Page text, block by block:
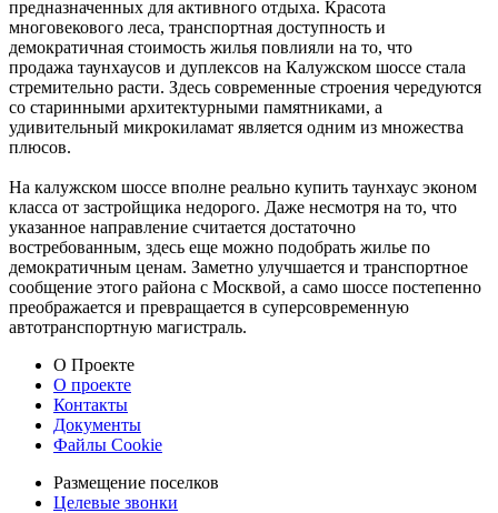
предназначенных для активного отдыха. Красота
многовекового леса, транспортная доступность и
демократичная стоимость жилья повлияли на то, что
продажа таунхаусов и дуплексов на Калужском шоссе стала
стремительно расти. Здесь современные строения чередуются
со старинными архитектурными памятниками, а
удивительный микрокиламат является одним из множества
плюсов.
На калужском шоссе вполне реально купить таунхаус эконом
класса от застройщика недорого. Даже несмотря на то, что
указанное направление считается достаточно
востребованным, здесь еще можно подобрать жилье по
демократичным ценам. Заметно улучшается и транспортное
сообщение этого района с Москвой, а само шоссе постепенно
преображается и превращается в суперсовременную
автотранспортную магистраль.
О Проекте
О проекте
Контакты
Документы
Файлы Cookie
Размещение поселков
Целевые звонки